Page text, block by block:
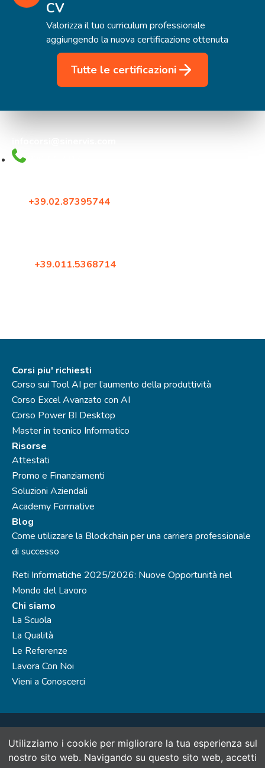
CV
Valorizza il tuo curriculum professionale
aggiungendo la nuova certificazione ottenuta
Tutte le certificazioni
+39.02.87395744
+39.011.5368714
Corsi piu' richiesti
Corso sui Tool AI per l’aumento della produttività
Corso Excel Avanzato con AI
Corso Power BI Desktop
Master in tecnico Informatico
Risorse
Attestati
Promo e Finanziamenti
Soluzioni Aziendali
Academy Formative
Blog
Come utilizzare la Blockchain per una carriera professionale
di successo
Reti Informatiche 2025/2026: Nuove Opportunità nel
Mondo del Lavoro
Chi siamo
La Scuola
La Qualità
Le Referenze
Lavora Con Noi
Vieni a Conoscerci
SinerVis Consulting S.r.l., società del Gruppo SinerVis Company
- P.IVA 07888960965 N.Rea: MI - 1988928
Utilizziamo i cookie per migliorare la tua esperienza sul
nostro sito web. Navigando su questo sito web, accetti